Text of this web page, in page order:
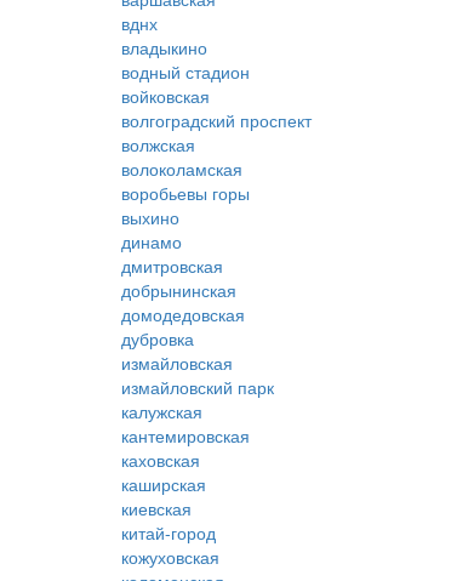
вднх
владыкино
водный стадион
войковская
волгоградский проспект
волжская
волоколамская
воробьевы горы
выхино
динамо
дмитровская
добрынинская
домодедовская
дубровка
измайловская
измайловский парк
калужская
кантемировская
каховская
каширская
киевская
китай-город
кожуховская